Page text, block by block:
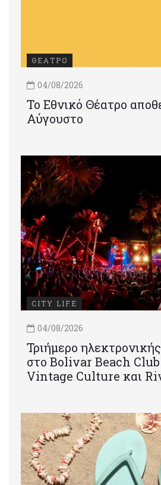
ΘΕΑΤΡΟ
04/08/2026
Το Εθνικό Θέατρο
Αύγουστο
CITY LIFE
04/08/2026
Τριήμερο
στο Bolivar Beach
Vintage Culture και